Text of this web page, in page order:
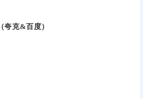
（夸克&百度）